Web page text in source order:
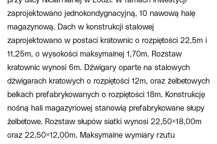
zaprojektowano jednokondygnacyjną, 10 nawową halę
magazynową. Dach w konstrukcji stalowej
zaprojektowano w postaci kratownic o rozpiętości 22,5m i
11,25m, o wysokości maksymalnej 1,70m. Rozstaw
kratownic wynosi 6m. Dźwigary oparte na stalowych
dźwigarach kratowych o rozpiętości 12m, oraz żelbetowych
belkach prefabrykowanych o rozpiętości 18m. Konstrukcję
nośną hali magazynowej stanowią prefabrykowane słupy
żelbetowe. Rozstaw słupów siatki wynosi 22,50×18,00m
oraz 22,50×12,00m. Maksymalne wymiary rzutu